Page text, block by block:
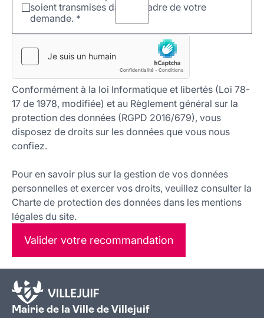
soient transmises dans le cadre de votre
demande. *
Conformément à la loi Informatique et libertés (Loi 78-
17 de 1978, modifiée) et au Règlement général sur la
protection des données (RGPD 2016/679), vous
disposez de droits sur les données que vous nous
confiez.
Pour en savoir plus sur la gestion de vos données
personnelles et exercer vos droits, veuillez consulter la
Charte de protection des données dans les mentions
légales du site.
Valider votre recommandation
Mairie de la Ville de Villejuif